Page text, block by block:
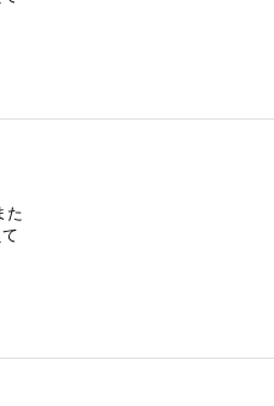
た